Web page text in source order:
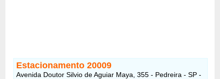
Estacionamento 20009
Avenida Doutor Silvio de Aguiar Maya, 355 - Pedreira - SP -